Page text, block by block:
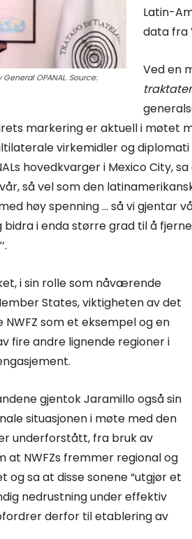
OPANAL. Source:
Latin-
data fra
Ved en
markering er aktuell i møtet
virkemidler og
hovedkvarger i Mexico City,
så vel som den
høy spenning … så vi gjentar
i enda større grad til å
i sin rolle som nåværende
States, viktigheten av det
som et eksempel og en
fire andre lignende regioner i
gjentok Jaramillo også sin
situasjonen i møte med den
underforstått, fra bruk av
at NWFZs fremmer regional og
og sa at disse sonene “utgjør et
nedrustning under effektiv
derfor til etablering av